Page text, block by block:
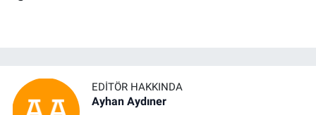
EDITÖR HAKKINDA
Ayhan Aydıner